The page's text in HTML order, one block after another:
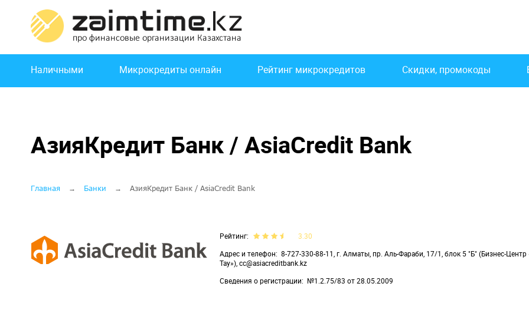
основному
содержанию
Основная
навигация
Наличными Микрокредиты онлайн Рейтинг микрокредитов Скидки, промокоды
АзияКредит Банк / AsiaCredit Bank
Строка
Главная Банки АзияКредит Банк / AsiaCredit Bank
Рейтинг
3.30
Адрес и телефон
8-727-330-88-11, г. Алматы, пр. Аль-Фараби, 17/1, блок 5 "Б" (Бизнес-
Тау»), cc@asiacreditbank.kz
Сведения о регистрации
№1.2.75/83 от 28.05.2009